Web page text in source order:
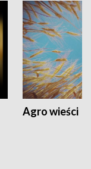
Agro wieści